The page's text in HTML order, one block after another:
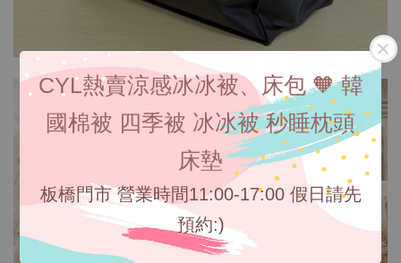
CYL熱賣涼感冰冰被、床包 🧡 韓
國棉被 四季被 冰冰被 秒睡枕頭
床墊
板橋門市 營業時間11:00-17:00 假日請先
預約:)